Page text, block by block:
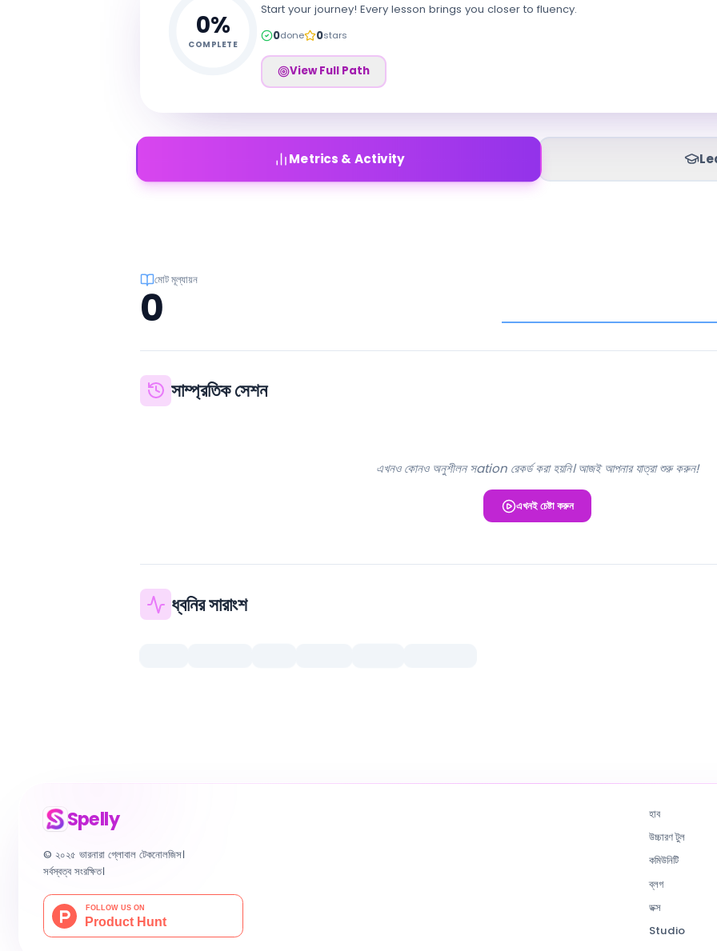
0%
COMPLETE
Start your journey! Every lesson brings you closer to fluency.
0done 0stars
View Full Path
Metrics & Activity
মোট মূল্যায়ন
0
সাম্প্রতিক সেশন
এখনও কোনও অনুশীলন সation রেকর্ড করা হয়নি। আজই আপনার যাত্রা শুরু করুন!
এখনই চেষ্টা করুন
ধ্বনির সারাংশ
Spelly
© ২০২৫ ভারনারা গ্লোবাল টেকনোলজিস।
সর্বস্বত্ব সংরক্ষিত।
হাব
উচ্চারণ টুল
কমিউনিটি
ব্লগ
ডক্স
Studio